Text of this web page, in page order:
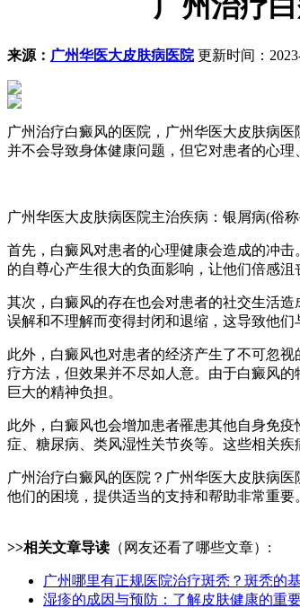
广州治疗
来源： 广州华医大皮肤病医院更新时间：
广州治疗白癜风的医院，广州华医大皮肤病
并不会导致身体健康问题，但它对患者的心
广州华医大皮肤病医院主治疾病：银屑病(俗
首先，白癜风对患者的心理健康会造成的冲
的自尊心产生很大的负面影响，让他们倍感
其次，白癜风的存在也会对患者的社交生活
误解和不理解而变得封闭和退缩，这导致他
此外，白癜风也对患者的经济产生了不可忽
疗方法，但效果并不尽如人意。由于白癜风
巨大的精神负担。
此外，白癜风也会增加患者罹患其他自身免
症、糖尿病、类风湿性关节炎等。这些相关
广州治疗白癜风的医院？广州华医大皮肤病
他们的困境，提供适当的支持和帮助非常重
>>相关文章导读 （网友还看了哪些文章）:
广州哪里有正规医院治疗斑秃？斑秃的
湿疹的成因与预防：了解皮肤健康的重